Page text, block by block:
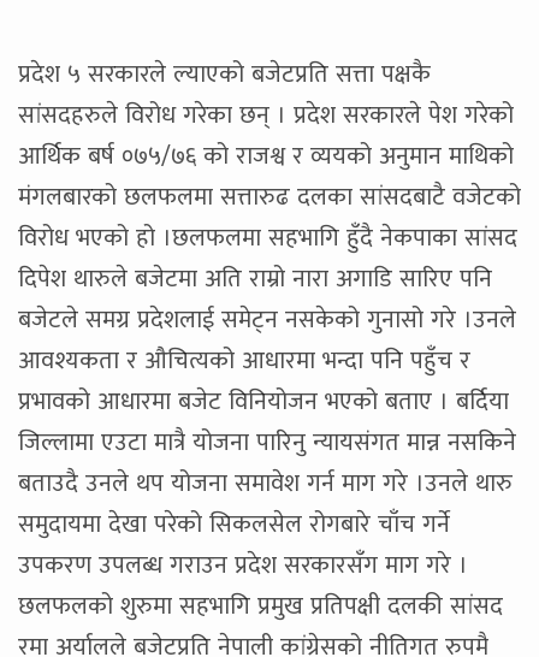
प्रदेश ५ सरकारले ल्याएको बजेटप्रति सत्ता पक्षकै
सांसदहरुले विरोध गरेका छन् । प्रदेश सरकारले पेश गरेको
आर्थिक बर्ष ०७५/७६ को राजश्व र व्ययको अनुमान माथिको
मंगलबारको छलफलमा सत्तारुढ दलका सांसदबाटै वजेटको
विरोध भएको हो ।छलफलमा सहभागि हुँदै नेकपाका सांसद
दिपेश थारुले बजेटमा अति राम्रो नारा अगाडि सारिए पनि
बजेटले समग्र प्रदेशलाई समेट्न नसकेको गुनासो गरे ।उनले
आवश्यकता र औचित्यको आधारमा भन्दा पनि पहुँच र
प्रभावको आधारमा बजेट विनियोजन भएको बताए । बर्दिया
जिल्लामा एउटा मात्रै योजना पारिनु न्यायसंगत मान्न नसकिने
बताउदै उनले थप योजना समावेश गर्न माग गरे ।उनले थारु
समुदायमा देखा परेको सिकलसेल रोगबारे चाँच गर्ने
उपकरण उपलब्ध गराउन प्रदेश सरकारसँग माग गरे ।
छलफलको शुरुमा सहभागि प्रमुख प्रतिपक्षी दलकी सांसद
रमा अर्यालले बजेटप्रति नेपाली कांग्रेसको नीतिगत रुपमै